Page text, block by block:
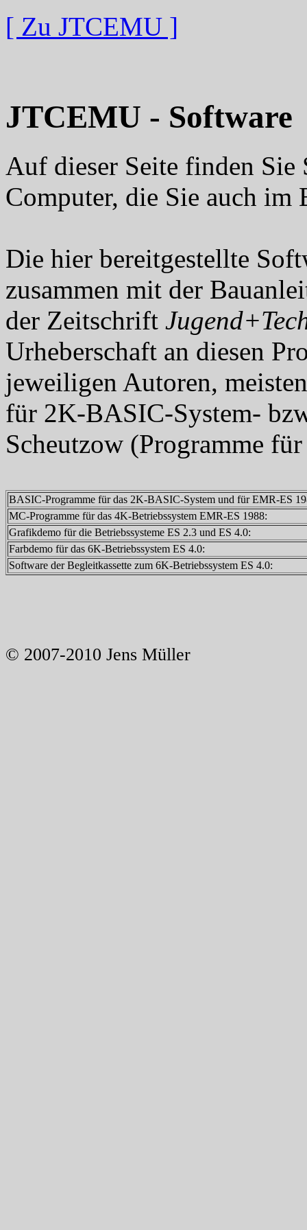
[ Zu JTCEMU ]
JTCEMU - Software
Auf dieser Seite finden
Computer, die Sie auch im
Die hier bereitgestellte
zusammen mit der
der Zeitschrift
Urheberschaft an diesen
jeweiligen Autoren,
für 2K-BASIC-System-
Scheutzow (Programme
BASIC-Programme für das 2K-BASIC-System und für EMR-ES
MC-Programme für das 4K-Betriebssystem EMR-ES 1988:
Grafikdemo für die Betriebssysteme ES 2.3 und ES 4.0:
Farbdemo für das 6K-Betriebssystem ES 4.0:
Software der Begleitkassette zum 6K-Betriebssystem ES 4.0:
© 2007-2010 Jens Müller